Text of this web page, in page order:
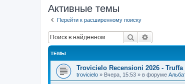
Активные темы
Перейти к расширенному поиску
Поиск
ТЕМЫ
Trovicielo Recensioni 2026 -
trovicielo » Вчера, 15:53 » в форуме